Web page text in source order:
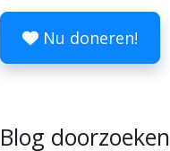
Nu doneren!
Blog doorzoeken